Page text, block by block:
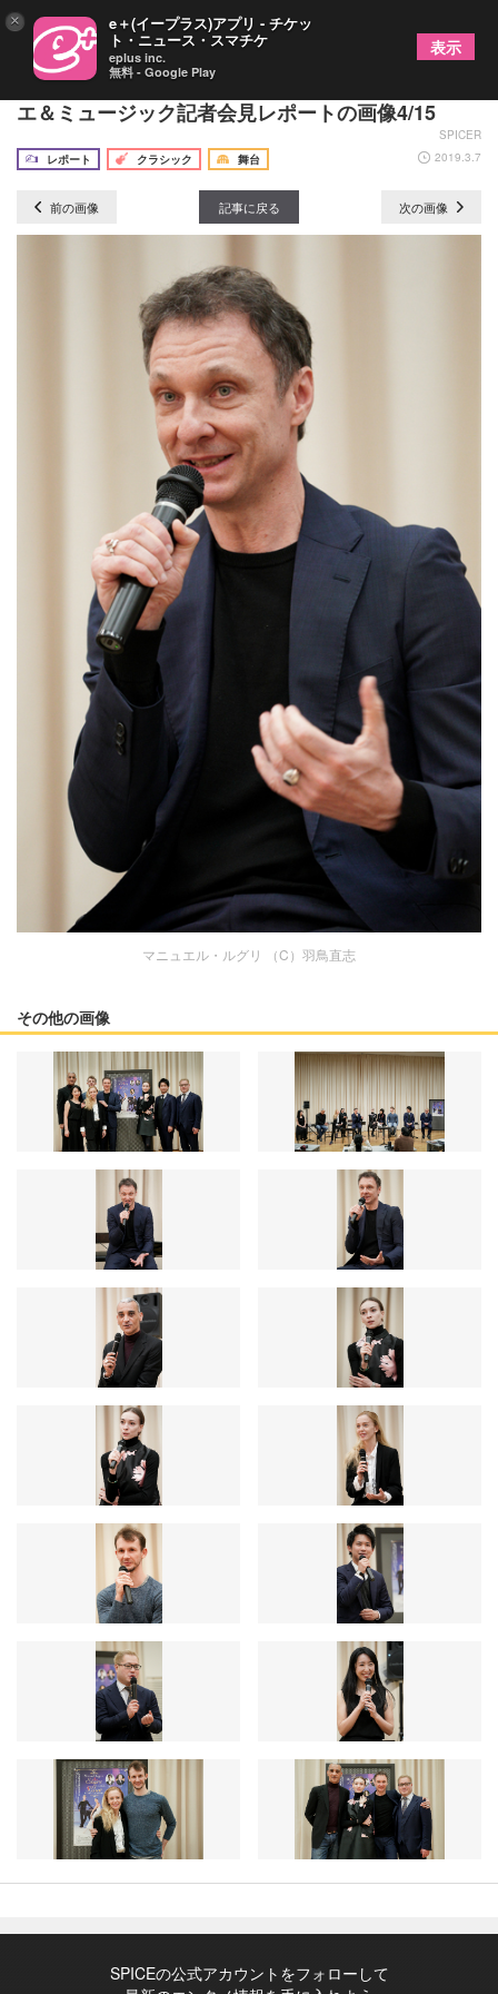
マニュエル･ルグリ『スターズ･イン･ブルー』バレ
エ＆ミュージック記者会見レポートの画像4/15
SPICER
レポート
クラシック 舞台 2019.3.7
前の画像 記事に戻る 次の画像
マニュエル・ルグリ （C）羽鳥直志
その他の画像
SPICEの公式アカウントをフォローして
× e＋(イープラス)アプリ - チケッ
ト・ニュース・スマチケ
eplus inc.
無料 - Google Play
表示